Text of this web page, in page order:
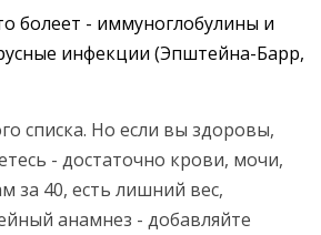
болеет - иммуноглобулины и
инфекции (Эпштейна-Барр,
списка. Но если вы здоровы,
- достаточно крови, мочи,
за 40, есть лишний вес,
анамнез - добавляйте